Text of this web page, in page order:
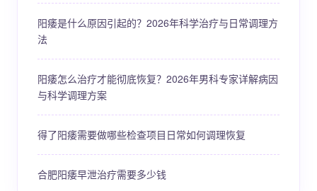
阳痿是什么原因引起的？2026年科学治疗与日常调理方
法
阳痿怎么治疗才能彻底恢复？2026年男科专家详解病因
与科学调理方案
得了阳痿需要做哪些检查项目日常如何调理恢复
合肥阳痿早泄治疗需要多少钱